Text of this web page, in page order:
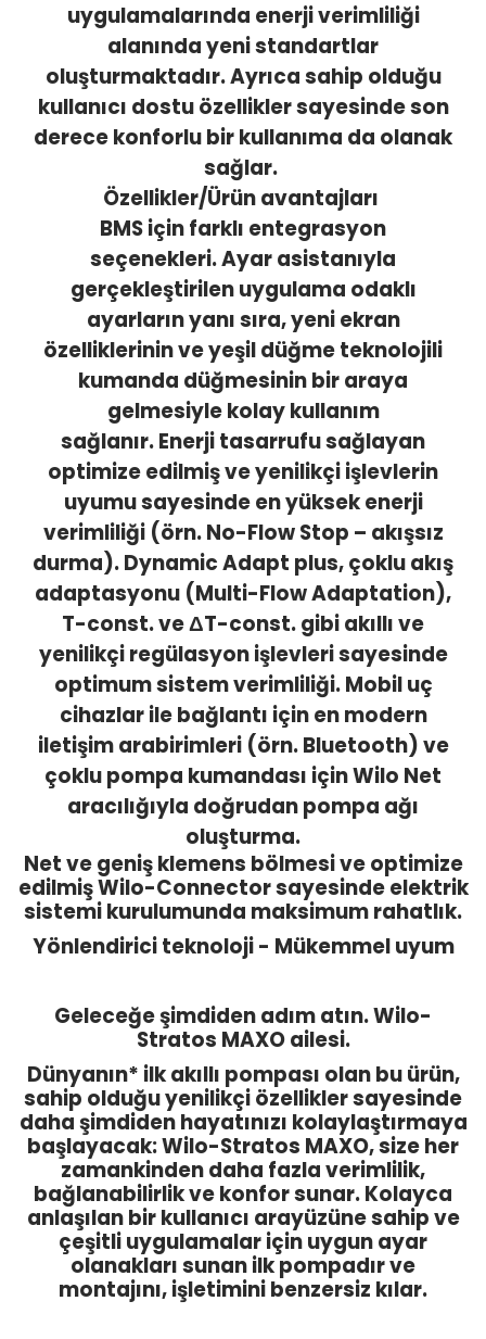
uygulamalarında enerji verimliliği
alanında yeni standartlar
oluşturmaktadır. Ayrıca sahip olduğu
kullanıcı dostu özellikler sayesinde son
derece konforlu bir kullanıma da olanak
sağlar.
Özellikler/Ürün avantajları
BMS için farklı entegrasyon
seçenekleri.Ayar asistanıyla
gerçekleştirilen uygulama odaklı
ayarların yanı sıra, yeni ekran
özelliklerinin ve yeşil düğme teknolojili
kumanda düğmesinin bir araya
gelmesiyle kolay kullanım
sağlanır.Enerji tasarrufu sağlayan
optimize edilmiş ve yenilikçi işlevlerin
uyumu sayesinde en yüksek enerji
verimliliği (örn. No-Flow Stop – akışsız
durma).Dynamic Adapt plus, çoklu akış
adaptasyonu (Multi-Flow Adaptation),
T-const. ve ΔT-const. gibi akıllı ve
yenilikçi regülasyon işlevleri sayesinde
optimum sistem verimliliği.Mobil uç
cihazlar ile bağlantı için en modern
iletişim arabirimleri (örn. Bluetooth) ve
çoklu pompa kumandası için Wilo Net
aracılığıyla doğrudan pompa ağı
oluşturma.
Net ve geniş klemens bölmesi ve optimize
edilmiş Wilo-Connector sayesinde elektrik
sistemi kurulumunda maksimum rahatlık.
Yönlendirici teknoloji - Mükemmel uyum
Geleceğe şimdiden adım atın. Wilo-
Stratos MAXO ailesi.
Dünyanın* ilk akıllı pompası olan bu ürün,
sahip olduğu yenilikçi özellikler sayesinde
daha şimdiden hayatınızı kolaylaştırmaya
başlayacak: Wilo-Stratos MAXO, size her
zamankinden daha fazla verimlilik,
bağlanabilirlik ve konfor sunar. Kolayca
anlaşılan bir kullanıcı arayüzüne sahip ve
çeşitli uygulamalar için uygun ayar
olanakları sunan ilk pompadır ve
montajını, işletimini benzersiz kılar.